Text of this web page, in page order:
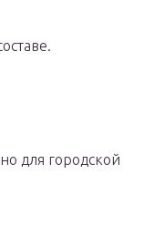
для городской